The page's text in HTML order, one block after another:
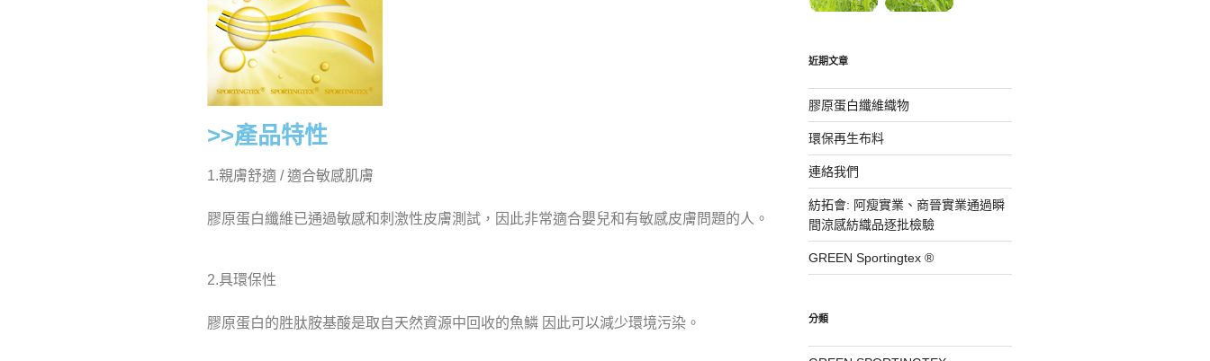
>>產品特性
1.親膚舒適 / 適合敏感肌膚
膠原蛋白纖維已通過敏感和刺激性皮膚測試，因此非常適合嬰兒和有敏感皮膚問題的人。
2.具環保性
膠原蛋白的胜肽胺基酸是取自天然資源中回收的魚鱗 因此可以減少環境污染。
近期文章
膠原蛋白纖維織物
環保再生布料
連絡我們
紡拓會: 阿瘦實業、商晉實業通過瞬
間涼感紡織品逐批檢驗
GREEN Sportingtex ®
分類